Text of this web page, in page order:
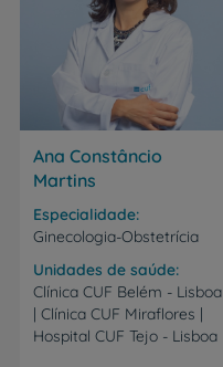
Ana Constâncio
Martins
Especialidade
Ginecologia-Obstetrícia
Unidades de saúde
Clínica CUF Belém - Lisboa
| Clínica CUF Miraflores |
Hospital CUF Tejo - Lisboa